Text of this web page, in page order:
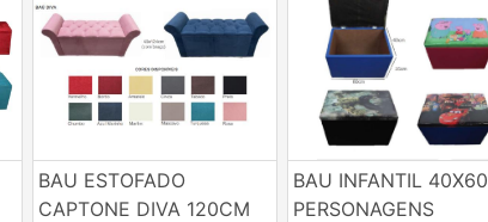
BAU ESTOFADO
CAPTONE DIVA 120CM
BAU INFANTIL 40X60
PERSONAGENS